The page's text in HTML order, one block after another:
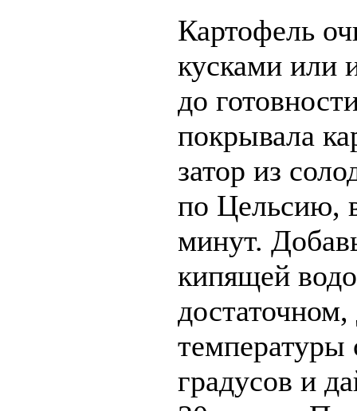
Картофель
кусками или
до
покрывала
затор из
по Цельсию,
минут.
кипящей
температуры
градусов и